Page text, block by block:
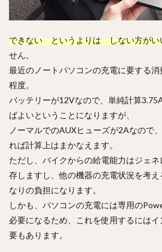
できない というよりは しない方がい
せん。
最近のノートパソコンの充電に要する
程度。
バッテリーが12Vなので、単純計算
ばよいということになりますが、
ノーマルでのAUXヒューズが2Aなので
れば計算上はまかなえます。
ただし、バイクからの給電能力はジェ
存しますし、他の機器の充電状況を考
なりの負担になります。
しかも、パソコンの充電には専用の
必要になるため、これを使用するには
要もあります。